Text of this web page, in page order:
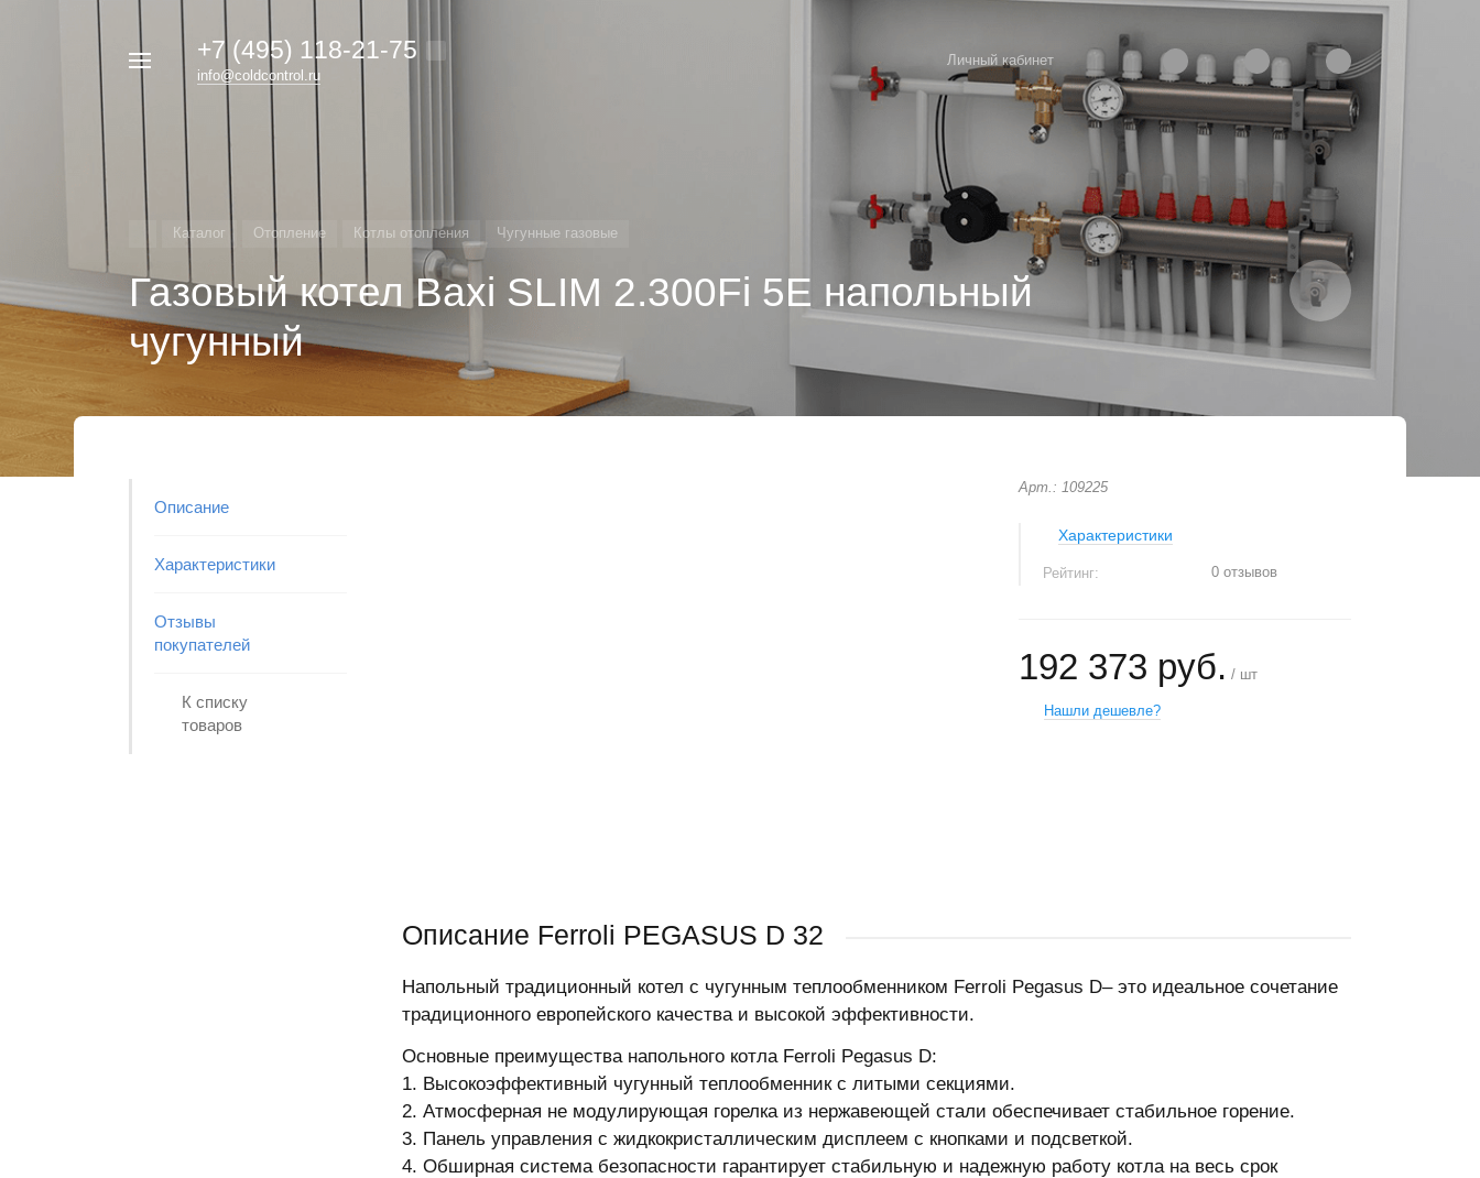
везде Найти
кондиционер
+7 (495) 118-21-75
info@coldcontrol.ru
Личный кабинет
Каталог Отопление Котлы отопления Чугунные газовые
Газовый котел Baxi SLIM 2.300Fi 5E напольный
чугунный
Описание
Характеристики
Отзывы
покупателей
К списку
товаров
Арт.: 109225
Характеристики
Рейтинг: 0 отзывов
192 373 руб. / шт
Нашли дешевле?
Описание Ferroli PEGASUS D 32
Напольный традиционный котел с чугунным теплообменником Ferroli Pegasus D– это идеальное сочетание
традиционного европейского качества и высокой эффективности.
Основные преимущества напольного котла Ferroli Pegasus D:
1. Высокоэффективный чугунный теплообменник с литыми секциями.
2. Атмосферная не модулирующая горелка из нержавеющей стали обеспечивает стабильное горение.
3. Панель управления с жидкокристаллическим дисплеем с кнопками и подсветкой.
4. Обширная система безопасности гарантирует стабильную и надежную работу котла на весь срок